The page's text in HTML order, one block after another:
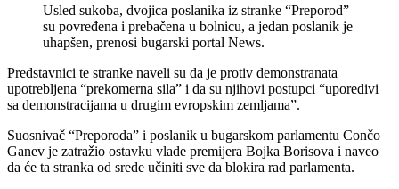
Usled sukoba, dvojica poslanika iz stranke “Preporod”
su povređena i prebačena u bolnicu, a jedan poslanik je
uhapšen, prenosi bugarski portal News.
Predstavnici te stranke naveli su da je protiv demonstranata
upotrebljena “prekomerna sila” i da su njihovi postupci “uporedivi
sa demonstracijama u drugim evropskim zemljama”.
Suosnivač “Preporoda” i poslanik u bugarskom parlamentu Cončo
Ganev je zatražio ostavku vlade premijera Bojka Borisova i naveo
da će ta stranka od srede učiniti sve da blokira rad parlamenta.